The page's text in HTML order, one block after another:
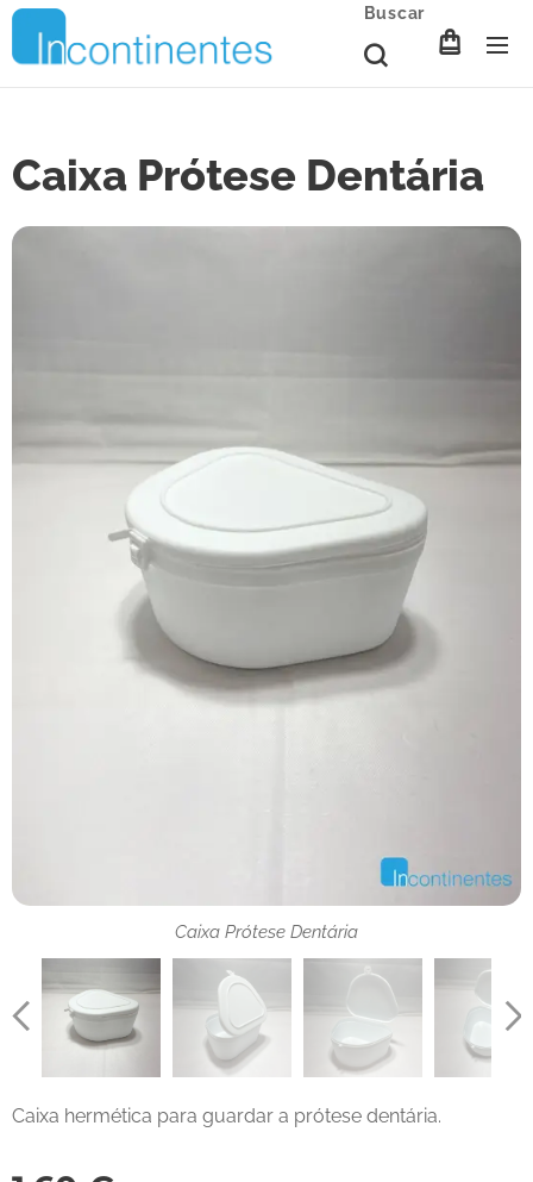
Buscar
Caixa Prótese Dentária
Caixa Prótese Dentária
Caixa Prótese Dentária
Caixa Prótese Dentária
Caixa hermética para guardar a prótese dentária.